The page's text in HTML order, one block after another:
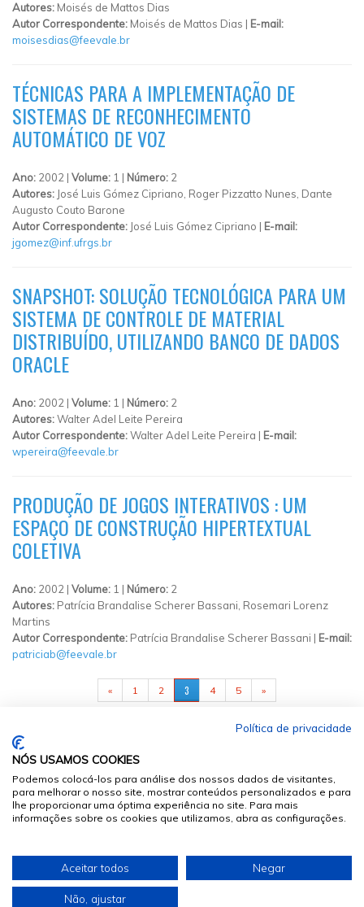
Autores: Moisés de Mattos Dias
Autor Correspondente: Moisés de Mattos Dias | E-mail:
moisesdias@feevale.br
TÉCNICAS PARA A IMPLEMENTAÇÃO DE
SISTEMAS DE RECONHECIMENTO
AUTOMÁTICO DE VOZ
Ano: 2002 | Volume: 1 | Número: 2
Autores: José Luis Gómez Cipriano, Roger Pizzatto Nunes, Dante
Augusto Couto Barone
Autor Correspondente: José Luis Gómez Cipriano | E-mail:
jgomez@inf.ufrgs.br
SNAPSHOT: SOLUÇÃO TECNOLÓGICA PARA UM
SISTEMA DE CONTROLE DE MATERIAL
DISTRIBUÍDO, UTILIZANDO BANCO DE DADOS
ORACLE
Ano: 2002 | Volume: 1 | Número: 2
Autores:Walter Adel Leite Pereira
Autor Correspondente:Walter Adel Leite Pereira | E-mail:
wpereira@feevale.br
PRODUÇÃO DE JOGOS INTERATIVOS : UM
ESPAÇO DE CONSTRUÇÃO HIPERTEXTUAL
COLETIVA
Ano: 2002 | Volume: 1 | Número: 2
Autores: Patrícia Brandalise Scherer Bassani, Rosemari Lorenz
Martins
Autor Correspondente: Patrícia Brandalise Scherer Bassani | E-mail:
patriciab@feevale.br
« 1 2 3 4 5 »
© 2026 Sumários.org
. Todos os Direitos Reservados
Desenvolvido por
Política de privacidade
NÓS USAMOS COOKIES
Podemos colocá-los para análise dos nossos dados de visitantes,
para melhorar o nosso site, mostrar conteúdos personalizados e para
lhe proporcionar uma óptima experiência no site. Para mais
informações sobre os cookies que utilizamos, abra as configurações.
Aceitar todos Negar
Não, ajustar